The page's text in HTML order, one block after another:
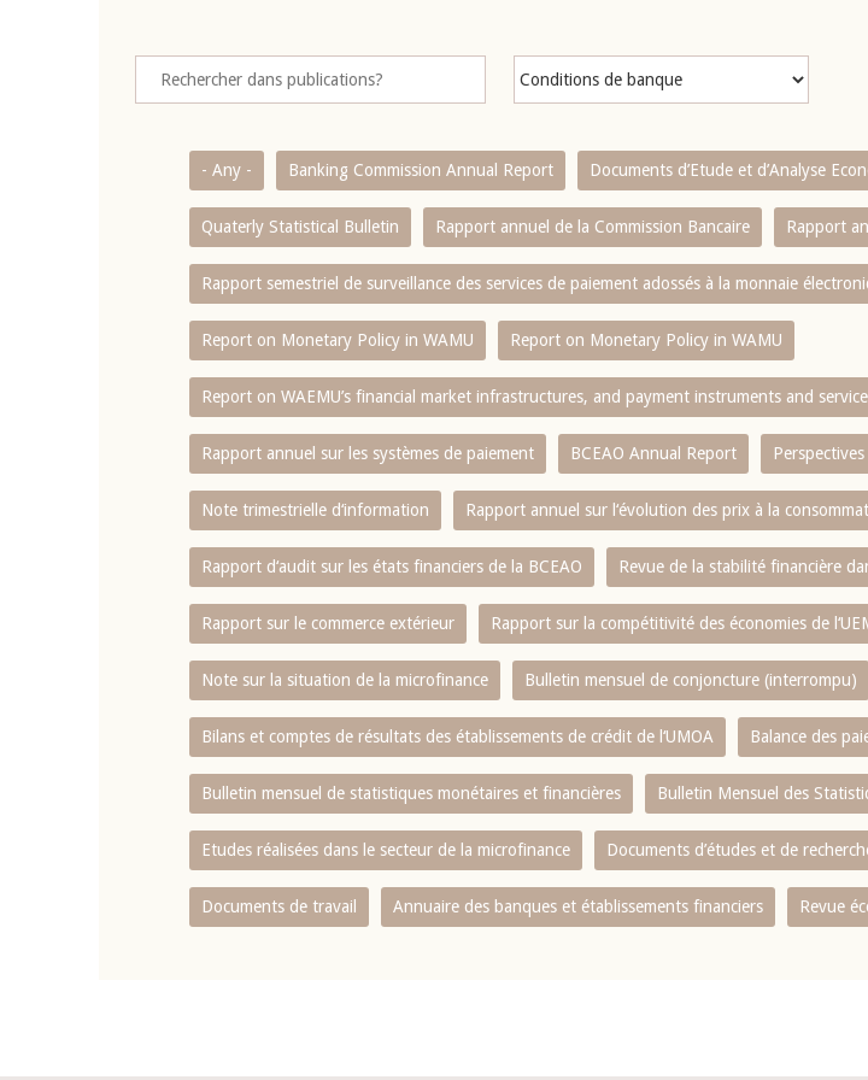
- Any - Banking Commission Annual Report Documents d’Etude et d’Analyse
Quaterly Statistical Bulletin Rapport annuel de la Commission Bancaire Rapport
Rapport semestriel de surveillance des services de paiement adossés à la monnaie
Report on Monetary Policy in WAMU Report on Monetary Policy in WAMU
Report on WAEMU’s financial market infrastructures, and payment instruments and
Rapport annuel sur les systèmes de paiement BCEAO Annual Report
Note trimestrielle d‘information Rapport annuel sur l‘évolution des prix à la
Rapport d‘audit sur les états financiers de la BCEAO Revue de la stabilité financière
Rapport sur le commerce extérieur Rapport sur la compétitivité des économies de
Note sur la situation de la microfinance Bulletin mensuel de conjoncture (interrompu)
Bilans et comptes de résultats des établissements de crédit de l‘UMOA Balance des
Bulletin mensuel de statistiques monétaires et financières Bulletin Mensuel des
Etudes réalisées dans le secteur de la microfinance Documents d’études et de
Documents de travail Annuaire des banques et établissements financiers Revue